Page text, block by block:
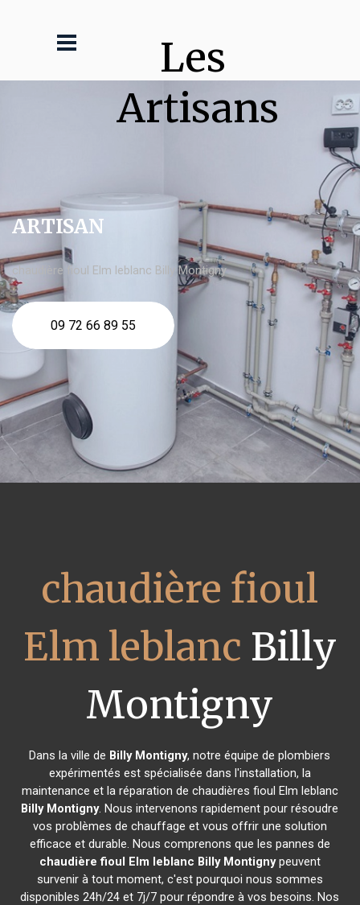
Les
Artisans
ARTISAN
chaudière fioul Elm leblanc Billy Montigny
09 72 66 89 55
chaudière fioul
Elm leblanc Billy
Montigny
Dans la ville de Billy Montigny, notre équipe de plombiers
expérimentés est spécialisée dans l'installation, la
maintenance et la réparation de chaudières fioul Elm leblanc
Billy Montigny. Nous intervenons rapidement pour résoudre
vos problèmes de chauffage et vous offrir une solution
efficace et durable. Nous comprenons que les pannes de
chaudière fioul Elm leblanc Billy Montignypeuvent
survenir à tout moment, c'est pourquoi nous sommes
disponibles 24h/24 et 7j/7 pour répondre à vos besoins. Nos